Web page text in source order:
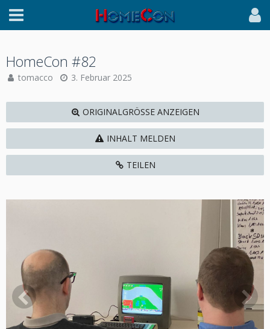
HomeCon #82
tomacco 3. Februar 2025
ORIGINALGRÖSSE ANZEIGEN
INHALT MELDEN
TEILEN